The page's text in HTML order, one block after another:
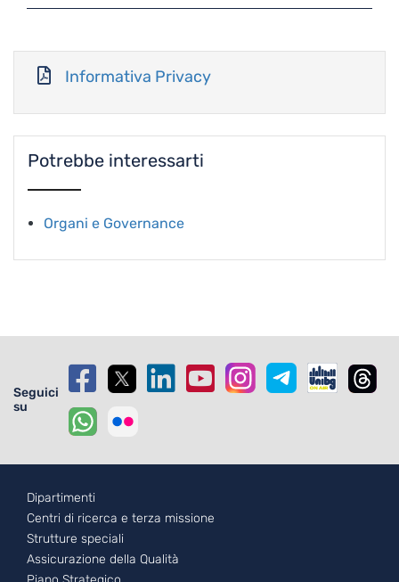
Informativa Privacy
Potrebbe interessarti
Organi e Governance
Seguici
su
Footer - 1
Dipartimenti
Centri di ricerca e terza missione
Strutture speciali
Assicurazione della Qualità